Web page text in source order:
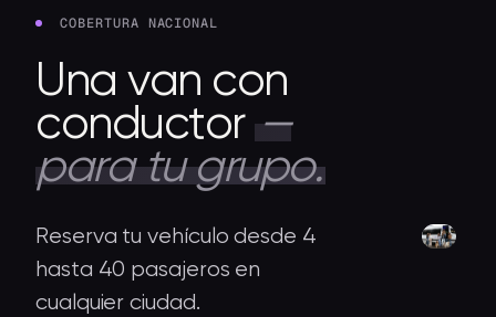
COBERTURA NACIONAL
Una van con
conductor —
para tu grupo.
Reserva tu vehículo desde 4
hasta 40 pasajeros en
cualquier ciudad.